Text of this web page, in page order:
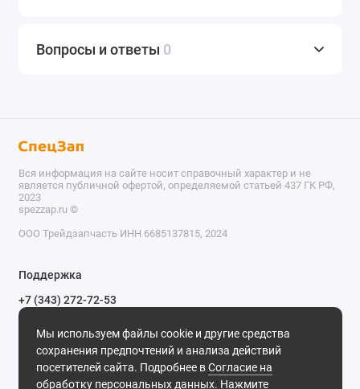
Вопросы и ответы 0
Мы используем файлы cookie и другие средства
сохранения предпочтений и анализа действий
посетителей сайта. Подробнее вСогласие на
обработку персональных данных. Нажмите
Вся информация на сайте носит справочный характер и не
является публичной офертой, определяемой статьей 437 ГК РФ,
2023
spezzap.ru ©️
ООО Трейдзапчасть ИНН 6685137815, 2024
Поддержка
+7 (343) 272-72-53
Обратный звонок
620030, г. Екатеринбург, ул. Карьерная, д. 14, оф. 14.
Мы в сети